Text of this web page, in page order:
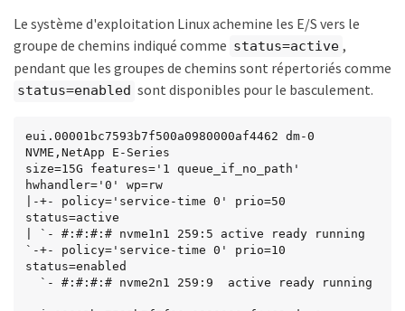
Le système d'exploitation Linux achemine les E/S vers le
groupe de chemins indiqué comme status=active ,
pendant que les groupes de chemins sont répertoriés comme
status=enabled sont disponibles pour le basculement.
eui.00001bc7593b7f500a0980000af4462 dm-0
NVME,NetApp E-Series
size=15G features='1 queue_if_no_path'
hwhandler='0' wp=rw
|-+- policy='service-time 0' prio=50
status=active
| `- #:#:#:# nvme1n1 259:5 active ready running
`-+- policy='service-time 0' prio=10
status=enabled